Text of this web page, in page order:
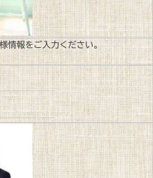
情報をご入力ください。